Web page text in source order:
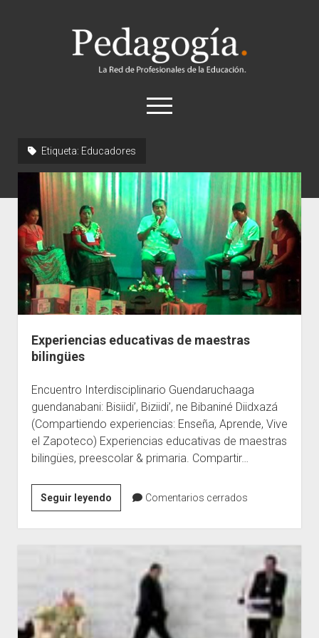
Pedagogía
abrir
el
Historia
Concepto
Entrevistas
Destacados
Biografías
Recursos
General
Escuelas
Etiqueta: Educadores
Experiencias educativas de maestras
bilingües
Encuentro Interdisciplinario Guendaruchaaga
guendanabani: Bisiidi’, Biziidi’, ne Bibaniné Diidxazá
(Compartiendo experiencias: Enseña, Aprende, Vive
el Zapoteco) Experiencias educativas de maestras
bilingües, preescolar & primaria. Compartir…
Seguir leyendoExperiencias
educativas
de
maestras
bilingües
Comentarios cerrados